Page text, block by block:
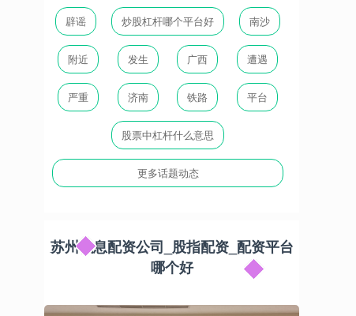
辟谣 炒股杠杆哪个平台好 南沙
附近 发生 广西 遭遇
严重 济南 铁路 平台
股票中杠杆什么意思
更多话题动态
苏州低息配资公司_股指配资_配资平台
哪个好